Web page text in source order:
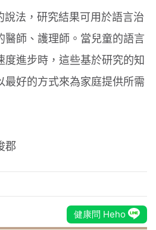
說法，研究結果可用於語言治
醫師、護理師。當兒童的語言
度進步時，這些基於研究的知
最好的方式來為家庭提供所需
郡